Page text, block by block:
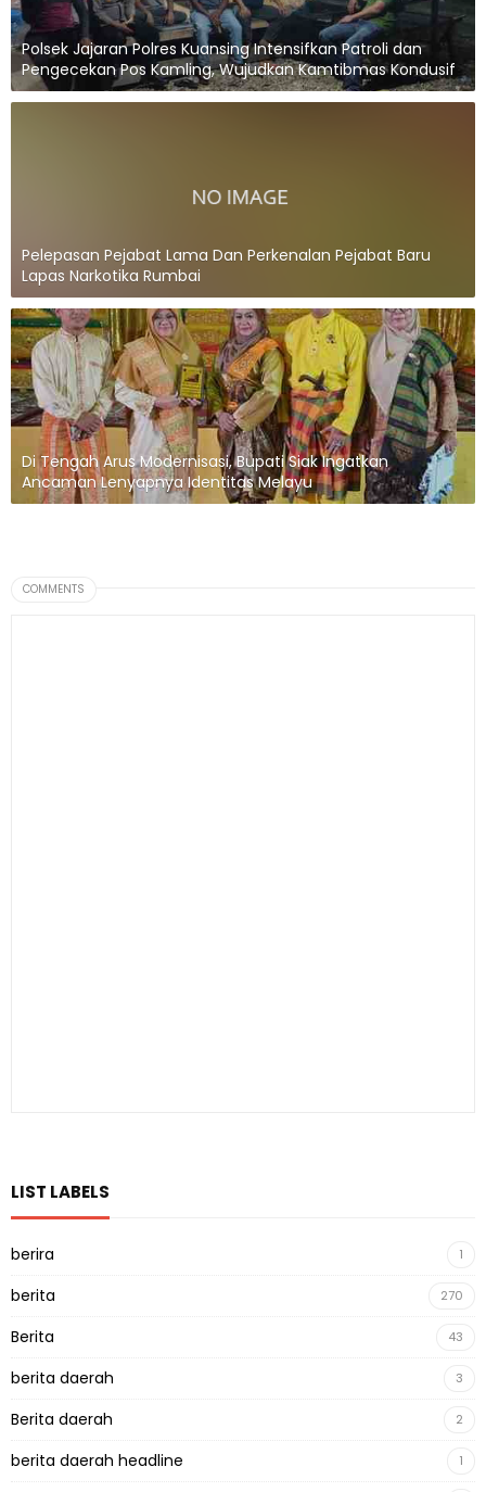
Polsek Jajaran Polres Kuansing Intensifkan Patroli dan
Pengecekan Pos Kamling, Wujudkan Kamtibmas Kondusif
Pelepasan Pejabat Lama Dan Perkenalan Pejabat Baru
Lapas Narkotika Rumbai
Di Tengah Arus Modernisasi, Bupati Siak Ingatkan
Ancaman Lenyapnya Identitas Melayu
COMMENTS
LIST LABELS
berira 1
berita 270
Berita 43
berita daerah 3
Berita daerah 2
berita daerah headline 1